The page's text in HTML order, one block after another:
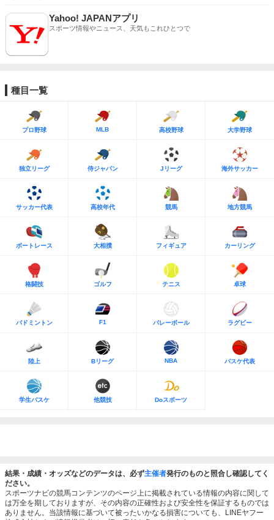
Yahoo! JAPANアプリ
スポーツ情報やニュース、天気もこれひとつで
種目一覧
プロ野球 MLB 高校野球 大学野球
独立リーグ 侍ジャパン Jリーグ 海外サッカー
サッカー代表 高校年代 競馬 地方競馬
ボートレース 大相撲 フィギュア カーリング
格闘技 ゴルフ テニス 卓球
バドミントン F1 バレーボール ラグビー
陸上 Bリーグ NBA バスケ代表
学生バスケ 他競技 Doスポーツ
結果・成績・オッズなどのデータは、必ず主催者発行のものと照合し確認してく
ださい。
スポーツナビの競馬コンテンツのページ上に掲載されている情報の内容に関して
は万全を期しておりますが、その内容の正確性および安全性を保証するものでは
ありません。当該情報に基づいて被ったいかなる損害についても、LINEヤフー